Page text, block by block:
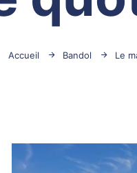
Accueil Bandol Le